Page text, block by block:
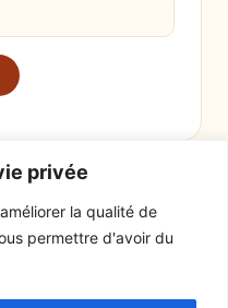
privée
la qualité de
permettre d'avoir du